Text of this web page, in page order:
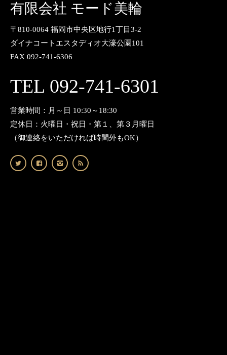
有限会社 モード美輪
〒810-0064 福岡市中央区地行1丁目3-2
ダイナコートエスタディオ大濠公園101
FAX 092-741-6306
TEL 092-741-6301
営業時間：月～日 10:30～18:30
定休日：火曜日・祝日・第１、第３月曜日
（御連絡をいただければ時間外もOK）